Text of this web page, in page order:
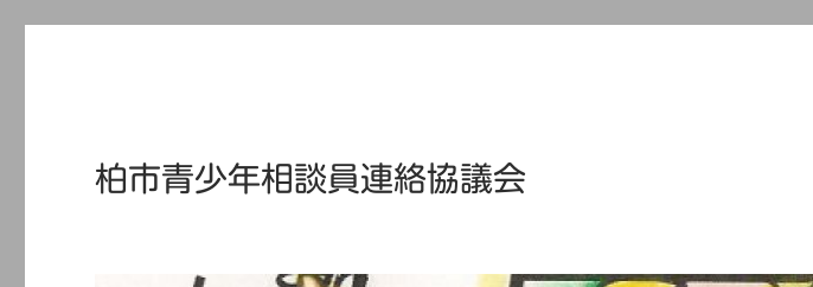
柏市青少年相談員連絡協議会